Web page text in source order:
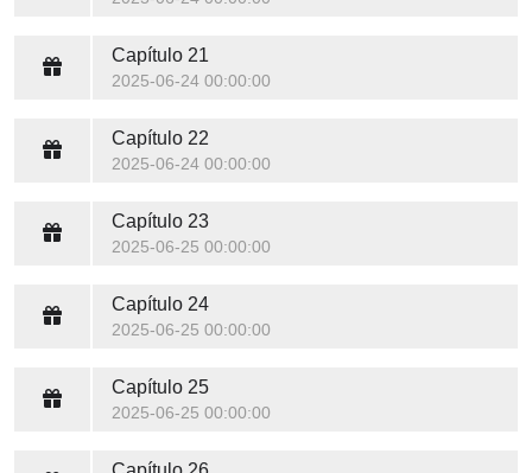
Capítulo 21
2025-06-24 00:00:00
Capítulo 22
2025-06-24 00:00:00
Capítulo 23
2025-06-25 00:00:00
Capítulo 24
2025-06-25 00:00:00
Capítulo 25
2025-06-25 00:00:00